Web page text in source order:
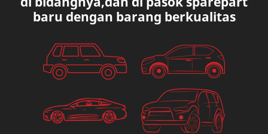
MITSUBISHI MUSIK
PAUGEOT PETA
PORUM
PROTON RANGE ROVER
baru dengan barang berkualitas